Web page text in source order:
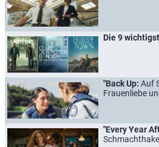
Die 9
"Back Up: Auf
Frauenliebe
"Every Year